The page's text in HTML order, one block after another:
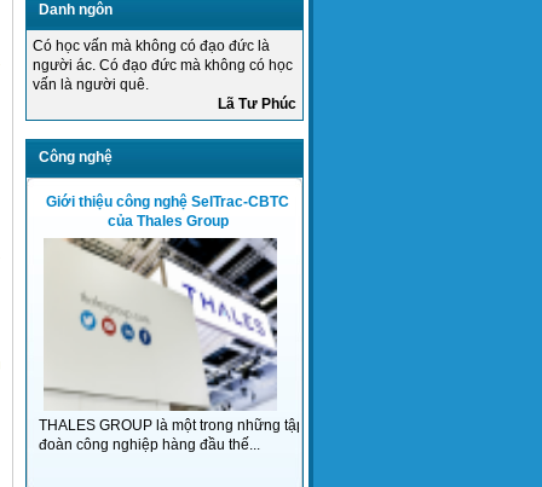
Danh ngôn
Có học vấn mà không có đạo đức là
người ác. Có đạo đức mà không có học
vấn là người quê.
Lã Tư Phúc
Công nghệ
Alstom Transport nhà chuyên gia, người
đi tiên phong trong các...
Giới thiệu công nghệ SelTrac-CBTC
của Thales Group
THALES GROUP là một trong những tập
đoàn công nghiệp hàng đầu thế...